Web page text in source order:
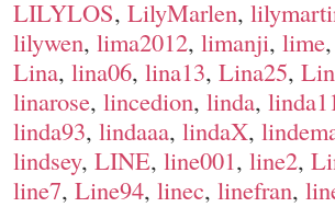
LILYLOS, LilyMarlen,
lilywen, lima2012, limanji, lime,
Lina, lina06, lina13, Lina25,
linarose, lincedion, linda,
linda93, lindaaa, lindaX,
lindsey, LINE, line001, line2,
line7, Line94, linec, linefran,